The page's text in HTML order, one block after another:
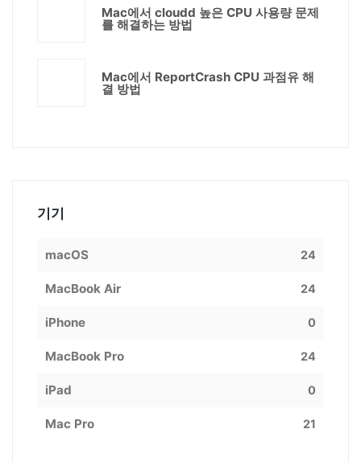
Mac에서 cloudd 높은 CPU 사용량 문제
를 해결하는 방법
Mac에서 ReportCrash CPU 과점유 해
결 방법
기기
macOS 24
MacBook Air 24
iPhone 0
MacBook Pro 24
iPad 0
Mac Pro 21